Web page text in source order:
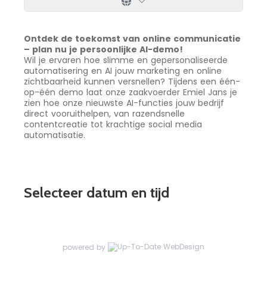
Ontdek de toekomst van online communicatie
– plan nu je persoonlijke AI-demo!
Wil je ervaren hoe slimme en gepersonaliseerde
automatisering en AI jouw marketing en online
zichtbaarheid kunnen versnellen? Tijdens een één-
op-één demo laat onze zaakvoerder Emiel Jans je
zien hoe onze nieuwste AI-functies jouw bedrijf
direct vooruithelpen, van razendsnelle
contentcreatie tot krachtige social media
automatisatie.
Selecteer datum en tijd
powered by